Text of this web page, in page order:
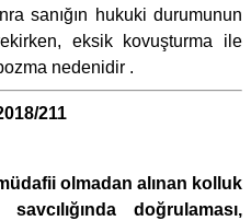
sanığın hukuki durumunun
eksik kovuşturma ile
nedenidir .
211
olmadan alınan kolluk
doğrulaması,